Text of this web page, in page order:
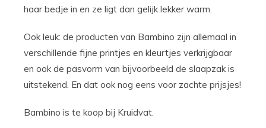
haar bedje in en ze ligt dan gelijk lekker warm.
Ook leuk: de producten van Bambino zijn allemaal in
verschillende fijne printjes en kleurtjes verkrijgbaar
en ook de pasvorm van bijvoorbeeld de slaapzak is
uitstekend. En dat ook nog eens voor zachte prijsjes!
Bambino is te koop bij Kruidvat.